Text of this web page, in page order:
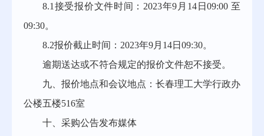
8.1接受报价文件时间：2023年9月14日09:00 至
09:30。
8.2报价截止时间：2023年9月14日09:30。
逾期送达或不符合规定的报价文件恕不接受。
九、报价地点和会议地点：长春理工大学行政办
公楼五楼516室
十、采购公告发布媒体